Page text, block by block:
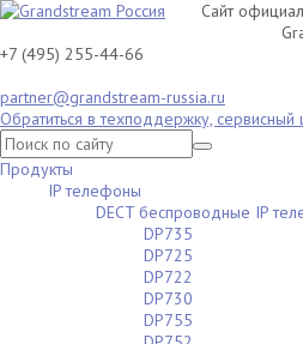
Сайт
+7 (495) 255-44-66
partner@grandstream-russia.ru
Обратиться в техподдержку, сервисный
Продукты
IP телефоны
DECT беспроводные IP
DP735
DP725
DP722
DP730
DP755